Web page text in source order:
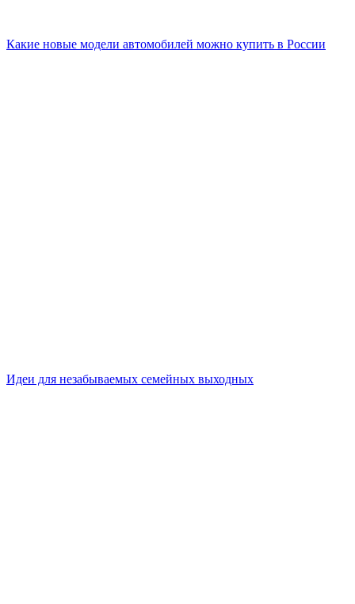
Какие новые модели автомобилей можно купить в России
Идеи для незабываемых семейных выходных